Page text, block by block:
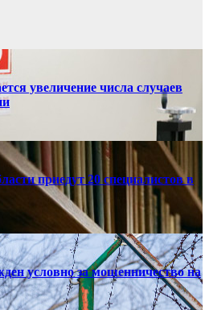
увеличение числа случаев
приедут 20 специалистов в
условно за мошенничество на